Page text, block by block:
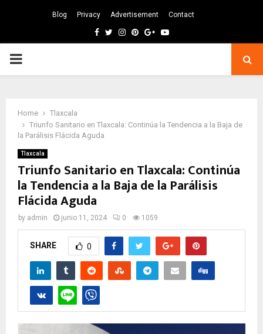
Blog Privacy Advertisement Contact
Facebook
TwitterInstagram
Pinterest
GoogleYoutube
PRIMARY
Home
Tlaxcala
Triunfo Sanitario en Tlaxcala: Continúa la Tendencia a la Baja de
la Parálisis Flácida Aguda
Tlaxcala
Triunfo Sanitario en Tlaxcala: Continúa
la Tendencia a la Baja de la Parálisis
Flácida Aguda
by admin junio 11, 2024 0 1059
SHARE 0